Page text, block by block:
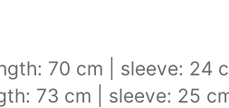
70 cm | sleeve: 24
73 cm | sleeve: 25